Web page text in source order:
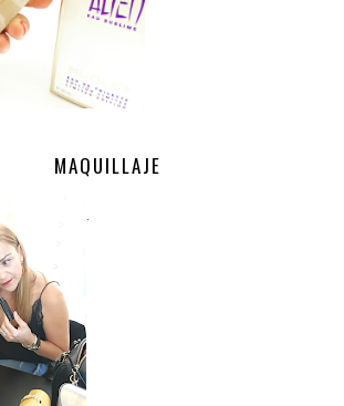
MAQUILLAJE